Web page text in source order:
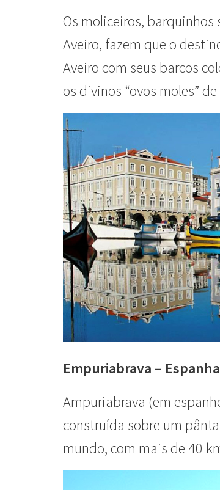
Os moliceiros,
Aveiro, fazem que o
Aveiro com seus barcos
os divinos “ovos moles”
Empuriabrava – Espanha
Ampuriabrava (em
construída sobre um
mundo, com mais de 40